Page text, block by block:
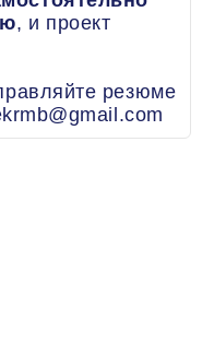
, и проект
резюме